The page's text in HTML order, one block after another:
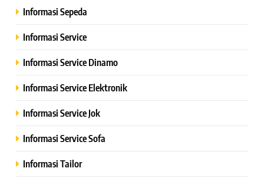
Informasi Sepeda
Informasi Service
Informasi Service Dinamo
Informasi Service Elektronik
Informasi Service Jok
Informasi Service Sofa
Informasi Tailor